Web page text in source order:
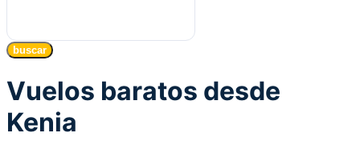
buscar
Vuelos baratos desde
Kenia